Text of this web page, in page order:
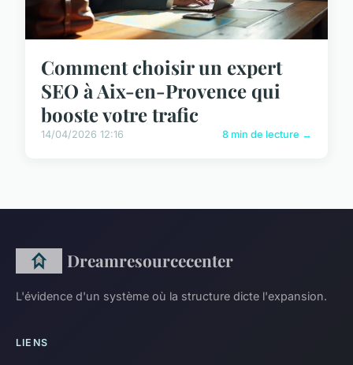
Comment choisir un expert
SEO à Aix-en-Provence qui
booste votre trafic
14/04/2026 12:16 8 min de lecture →
Dreamresourcecenter
L'évidence d'un système où la structure dicte l'expansion.
LIENS